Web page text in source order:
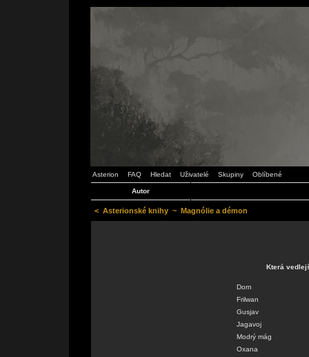
Asterion FAQ Hledat Uživatelé Skupiny Oblíbené
Autor
< Asterionské knihy ~ Magnólie a démon
Která
Dorn
Frilwan
Gusjav
Jagavoj
Modrý mág
Oxana